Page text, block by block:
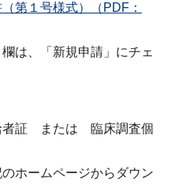
第１号様式）（PDF：
は、「新規申請」にチェ
者証 または 臨床調査個
ホームページからダウン